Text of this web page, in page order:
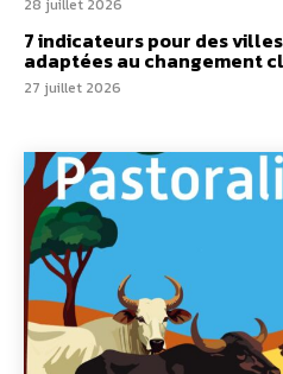
28 juillet 2026
7 indicateurs pour des
adaptées au changement
27 juillet 2026